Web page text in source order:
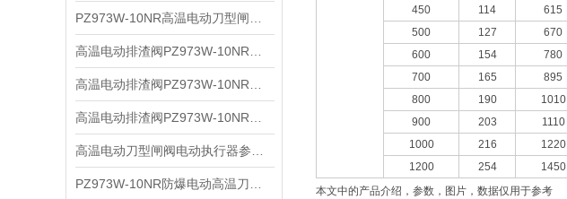
450
114 615
500
127 670
600
154 780
700
165 895
800
190 1010
900
203 1110
1000
216 1220
1200
254 1450
本文中的产品介绍，参数，图片，数据仅用于参考